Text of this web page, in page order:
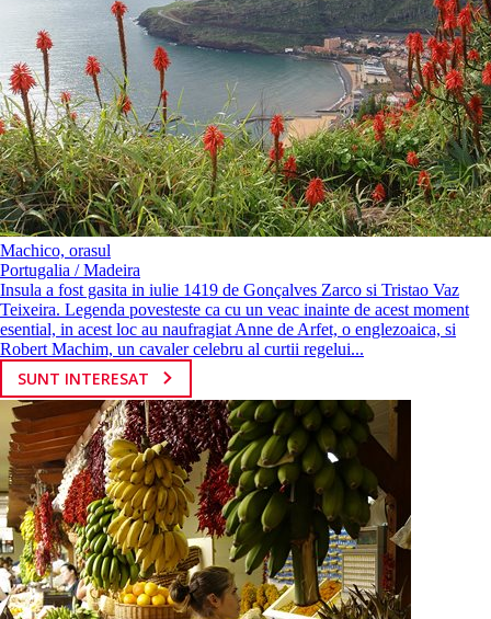
Machico, orasul
Portugalia / Madeira
Insula a fost gasita in iulie 1419 de Gonçalves Zarco si Tristao Vaz
Teixeira. Legenda povesteste ca cu un veac inainte de acest moment
esential, in acest loc au naufragiat Anne de Arfet, o englezoaica, si
Robert Machim, un cavaler celebru al curtii regelui...
SUNT INTERESAT